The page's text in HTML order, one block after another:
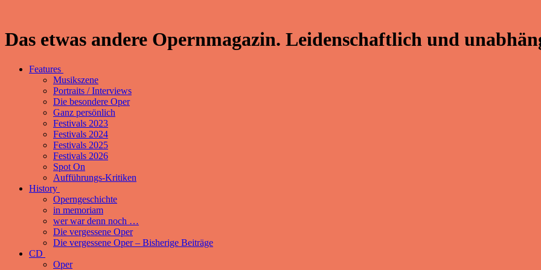
Das etwas andere Opernmagazin. Leidenschaftlich und
Features
Musikszene
Portraits / Interviews
Die besondere Oper
Ganz persönlich
Festivals 2023
Festivals 2024
Festivals 2025
Festivals 2026
Spot On
Aufführungs-Kritiken
History
Operngeschichte
in memoriam
wer war denn noch …
Die vergessene Oper
Die vergessene Oper – Bisherige Beiträge
CD
Oper